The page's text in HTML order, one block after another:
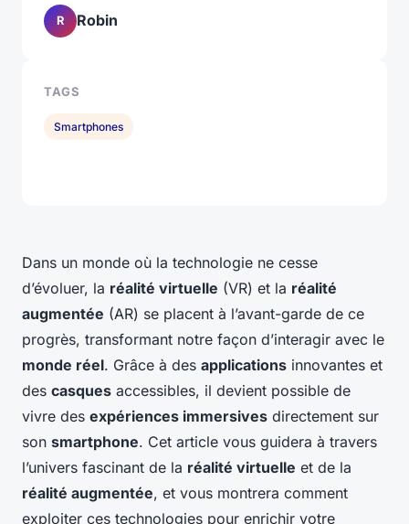
Dans un monde où la technologie ne cesse
d’évoluer, la réalité virtuelle (VR) et la réalité
augmentée (AR) se placent à l’avant-garde de ce
progrès, transformant notre façon d’interagir avec le
monde réel. Grâce à des applications innovantes et
des casques accessibles, il devient possible de
vivre des expériences immersives directement sur
son smartphone. Cet article vous guidera à travers
l’univers fascinant de la réalité virtuelle et de la
réalité augmentée, et vous montrera comment
exploiter ces technologies pour enrichir votre
R Robin
TAGS
Smartphones